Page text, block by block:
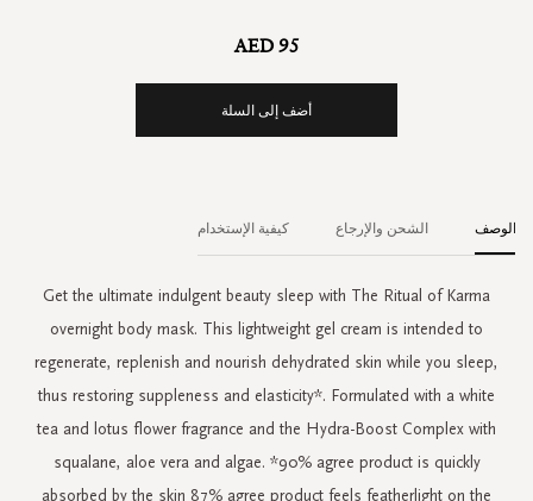
AED 95
أضف إلى السلة
الوصف
Get the ultimate indulgent beauty sleep with The Ritual of Karma
overnight body mask. This lightweight gel cream is intended to
regenerate, replenish and nourish dehydrated skin while you sleep,
thus restoring suppleness and elasticity*. Formulated with a white
tea and lotus flower fragrance and the Hydra-Boost Complex with
squalane, aloe vera and algae. *90% agree product is quickly
absorbed by the skin 87% agree product feels featherlight on the
الشحن والإرجاع كيفية الإستخدام